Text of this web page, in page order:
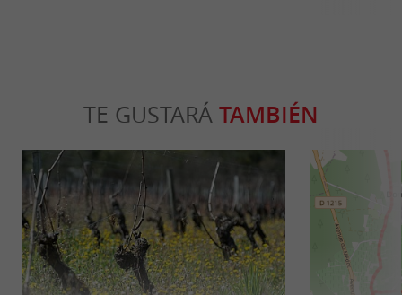
TE GUSTARÁ TAMBIÉN